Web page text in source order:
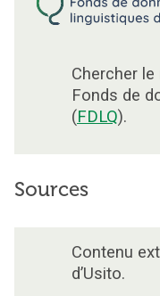
Chercher
Fonds de
(FDLQ).
Sources
Contenu
d’Usito.